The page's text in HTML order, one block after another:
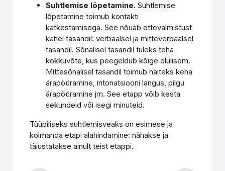
Suhtlemise lõpetamine.Suhtlemise
lõpetamine toimub kontakti
katkestamisega. See nõuab ettevalmistust
kahel tasandil: verbaalsel ja mitteverbaalsel
tasandil. Sõnalisel tasandil tuleks teha
kokkuvõte, kus peegeldub kõige olulisem.
Mittesõnalisel tasandil toimub näiteks keha
ärapööramine, intonatsiooni langus, pilgu
ärapööramine jm. See etapp võib kesta
sekundeid või isegi minuteid.
Tüüpiliseks suhtlemisveaks on esimese ja
kolmanda etapi alahindamine: nähakse ja
täiustatakse ainult teist etappi.